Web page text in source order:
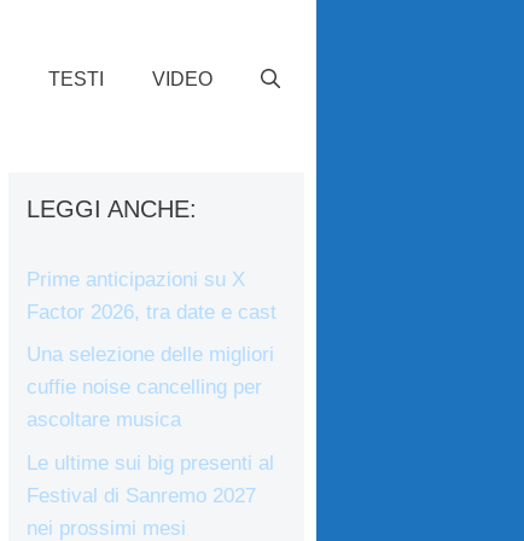
TESTI VIDEO
LEGGI ANCHE:
Prime anticipazioni su X
Factor 2026, tra date e cast
Una selezione delle migliori
cuffie noise cancelling per
ascoltare musica
Le ultime sui big presenti al
Festival di Sanremo 2027
nei prossimi mesi